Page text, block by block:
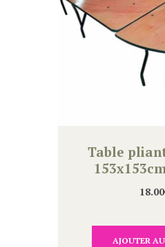
Table
18.00
AJOUTER